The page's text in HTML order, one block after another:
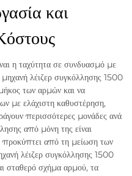
και
η ταχύτητα σε συνδυασμό με
λέιζερ συγκόλλησης 1500
των αρμών και να
με ελάχιστη καθυστέρηση,
περισσότερες μονάδες ανά
από μόνη της είναι
προκύπτει από τη μείωση των
λέιζερ συγκόλλησης 1500
σταθερό σχήμα αρμού, τα